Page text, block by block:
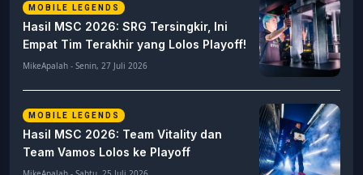
MOBILE LEGENDS
Hasil MSC 2026: SRG Tersingkir, Ini
Empat Tim Terakhir yang Lolos Playoff!
MikeApalah - Senin, 27 Juli 2026
MOBILE LEGENDS
Hasil MSC 2026: Team Vitality dan
Team Vamos Lolos ke Playoff